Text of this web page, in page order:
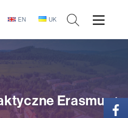
EN UK
Erasmus+